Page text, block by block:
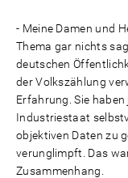
- Meine Damen und
Thema gar nichts
deutschen
der Volkszählung
Erfahrung. Sie
Industriestaat
objektiven Daten zu
verunglimpft. Das
Zusammenhang.